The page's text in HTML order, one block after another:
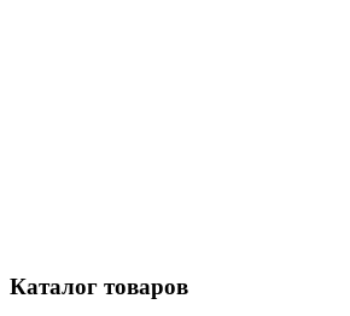
Каталог товаров